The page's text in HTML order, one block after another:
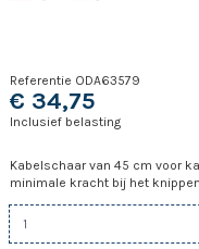
Referentie ODA63579
€ 34,75
Inclusief belasting
Kabelschaar van 45 cm voor
minimale kracht bij het